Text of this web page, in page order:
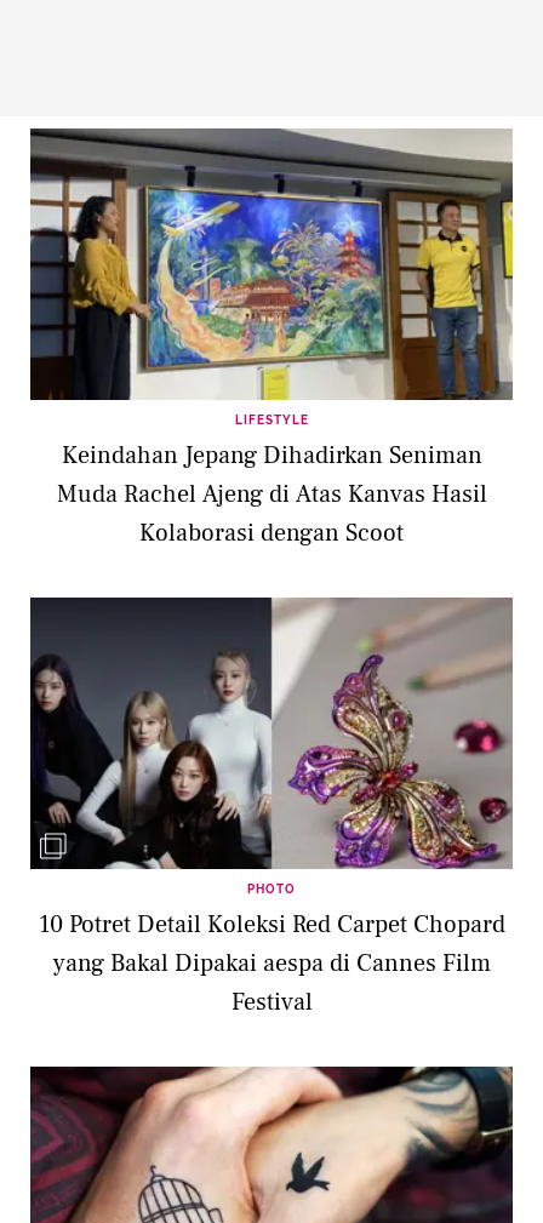
LIFESTYLE
Keindahan Jepang Dihadirkan Seniman
Muda Rachel Ajeng di Atas Kanvas Hasil
Kolaborasi dengan Scoot
PHOTO
10 Potret Detail Koleksi Red Carpet Chopard
yang Bakal Dipakai aespa di Cannes Film
Festival